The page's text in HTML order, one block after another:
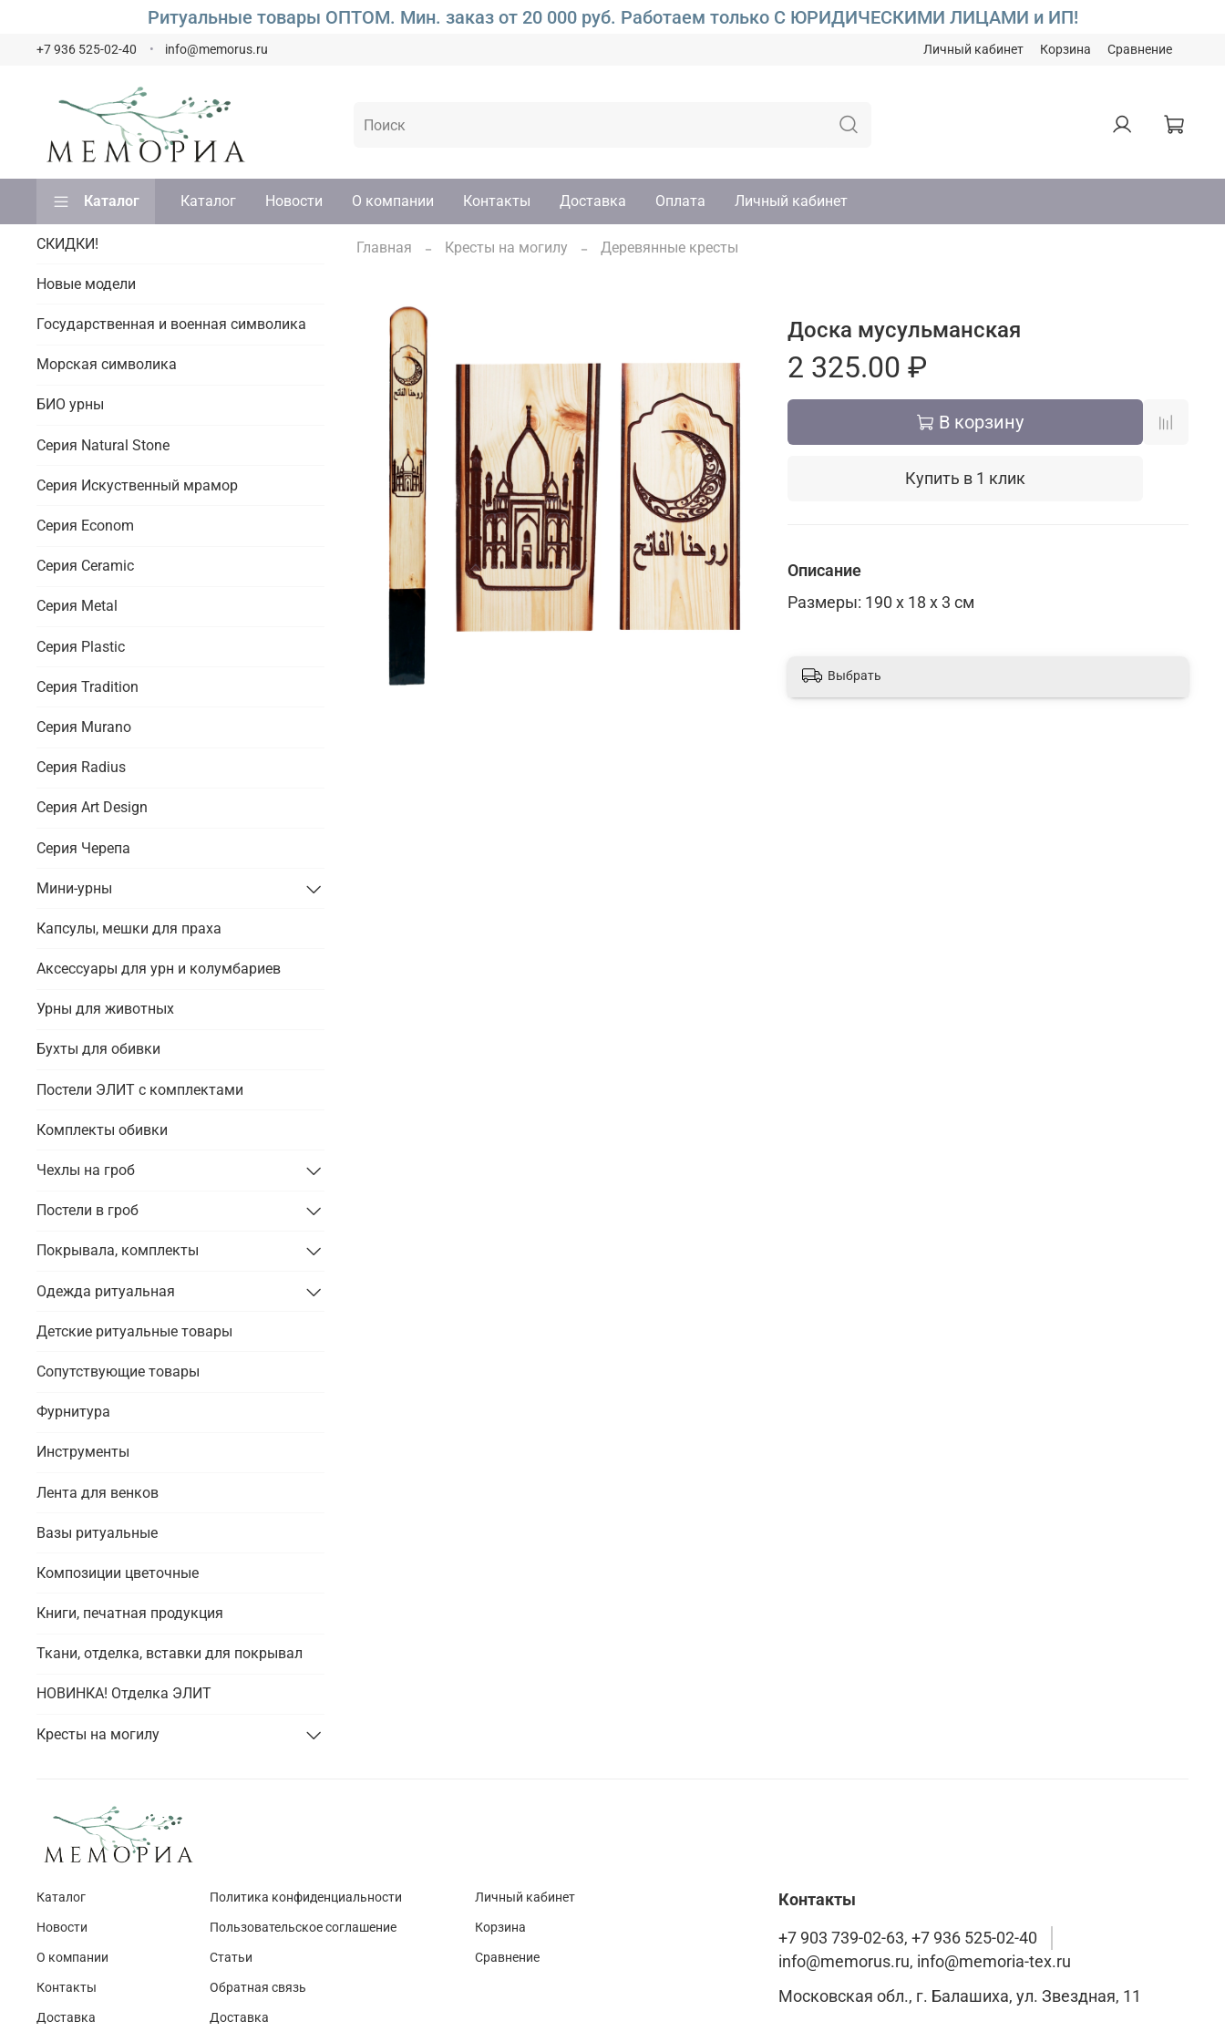
Ритуальные товары ОПТОМ. Мин. заказ от 20 000 руб. Работаем только С ЮРИДИЧЕСКИМИ ЛИЦАМИ и ИП!
Личный кабинет Корзина Сравнение
+7 936 525-02-40 info@memorus.ru
Каталог Каталог Новости О компании Контакты Доставка Оплата Личный кабинет
Главная Кресты на могилу Деревянные кресты
Доска мусульманская
2 325.00 ₽
В корзину
Купить в 1 клик
Описание
Размеры: 190 х 18 х 3 см
Выбрать
СКИДКИ!
Новые модели
Государственная и военная символика
Морская символика
БИО урны
Серия Natural Stone
Серия Искуственный мрамор
Серия Econom
Серия Ceramic
Серия Metal
Серия Plastic
Серия Tradition
Серия Murano
Серия Radius
Серия Art Design
Серия Черепа
Мини-урны
Капсулы, мешки для праха
Аксессуары для урн и колумбариев
Урны для животных
Бухты для обивки
Постели ЭЛИТ с комплектами
Комплекты обивки
Чехлы на гроб
Постели в гроб
Покрывала, комплекты
Одежда ритуальная
Детские ритуальные товары
Сопутствующие товары
Фурнитура
Инструменты
Лента для венков
Вазы ритуальные
Композиции цветочные
Книги, печатная продукция
Ткани, отделка, вставки для покрывал
НОВИНКА! Отделка ЭЛИТ
Кресты на могилу
Каталог
Новости
О компании
Контакты
Доставка
Политика конфиденциальности
Пользовательское соглашение
Статьи
Обратная связь
Доставка
Личный кабинет
Корзина
Сравнение
Контакты
+7 903 739-02-63, +7 936 525-02-40
info@memorus.ru, info@memoria-tex.ru
Московская обл., г. Балашиха, ул. Звездная, 11